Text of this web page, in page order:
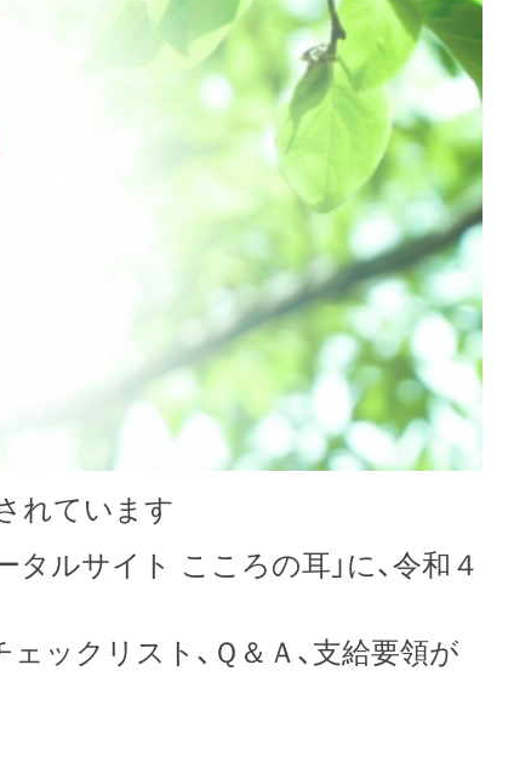
れています
タルサイト こころの耳」に、令和４
ックリスト、Ｑ＆Ａ、支給要領が